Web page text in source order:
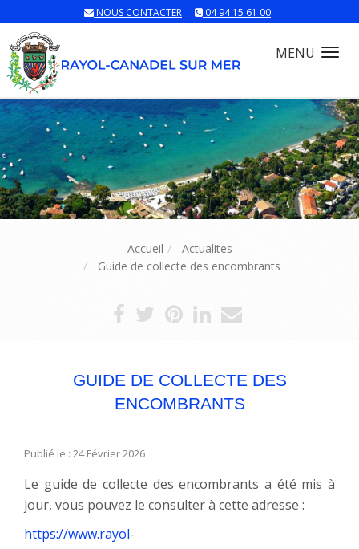
NOUS CONTACTER 04 94 15 61 00
MENU
Accueil
Actualites
Guide de collecte des encombrants
GUIDE DE COLLECTE DES
ENCOMBRANTS
Publié le : 24 Février 2026
Le guide de collecte des encombrants a été mis à
jour, vous pouvez le consulter à cette adresse :
https://www.rayol-